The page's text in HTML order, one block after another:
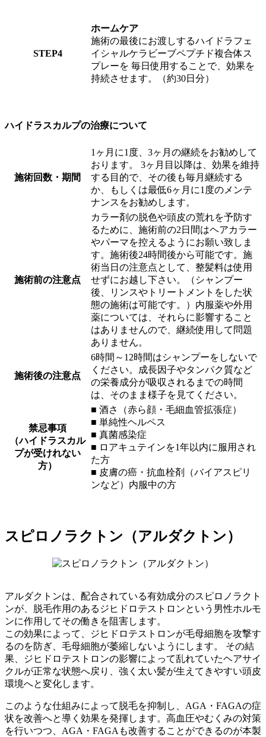
STEP4
ホームケア
施術の最後にお渡しするハイドラフェ
イシャルケラビーブペプチド複合体ス
プレーを 毎日使用することで、効果を
持続させます。（約30日分）
ハイドラスカルプの治療について
施術回数・期間
1ヶ月に1度、3ヶ月の継続をお勧めして
おります。 3ヶ月目以降は、効果を維持
する目的で、その後も毎月継続する
か、もしくは最低6ヶ月に1度のメンテ
ナンスをお勧めします。
施術前の注意点
カラー剤の脱色や頭皮の荒れを予防す
るために、施術前の2日間はヘアカラー
やパーマを控えるようにお願い致しま
す。施術後24時間後から可能です。施
術当日の注意点として、整髪料は使用
せずにお越し下さい。（シャンプー
後、リンスやトリートメントをした状
態の施術は可能です。）内服薬や外用
薬については、それらに影響すること
はありませんので、継続使用して問題
ありません。
施術後の注意点
6時間～12時間はシャンプーをしないで
ください。成長因子やタンパク質など
の栄養成分が吸収されるまでの時間
は、そのまま様子を見てください。
禁忌事項
（ハイドラスカル
プが受けれない
方）
■ 酒さ（赤ら顔・毛細血管拡張症）
■ 単純性ヘルペス
■ 真菌感染症
■ ロアキュテインを1年以内に服用され
た方
■ 皮膚の癌・抗血栓剤（バイアスピリ
ンなど）内服中の方
スピロノラクトン（アルダクトン）
アルダクトンは、配合されている有効成分のスピロノラクト
ンが、脱毛作用のあるジヒドロテストロンという男性ホルモ
ンに作用してその働きを阻害します。
この効果によって、ジヒドロテストロンが毛母細胞を攻撃す
るのを防ぎ、毛母細胞が萎縮しないようにします。 その結
果、ジヒドロテストロンの影響によって乱れていたヘアサイ
クルが正常な状態へ戻り、強く太い髪が生えてきやすい頭皮
環境へと変化します。
このような仕組みによって脱毛を抑制し、AGA・FAGAの症
状を改善へと導く効果を発揮します。高血圧やむくみの対策
を行いつつ、AGA・FAGAも改善することができるのが本製